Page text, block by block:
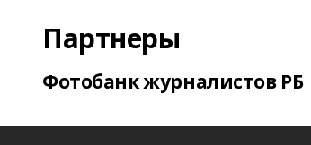
Партнеры
Фотобанк журналистов РБ